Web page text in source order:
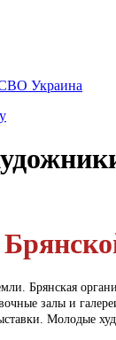
СВО Украина
Брянская
залы и
Молодые